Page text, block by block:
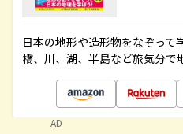
日本の地形や造形物をなぞって
橋、川、湖、半島など旅気分で
AD